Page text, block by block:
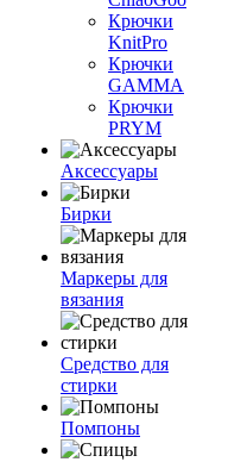
Крючки
KnitPro
Крючки
GAMMA
Крючки
PRYM
Аксессуары
Бирки
Маркеры для
вязания
Средство для
стирки
Помпоны